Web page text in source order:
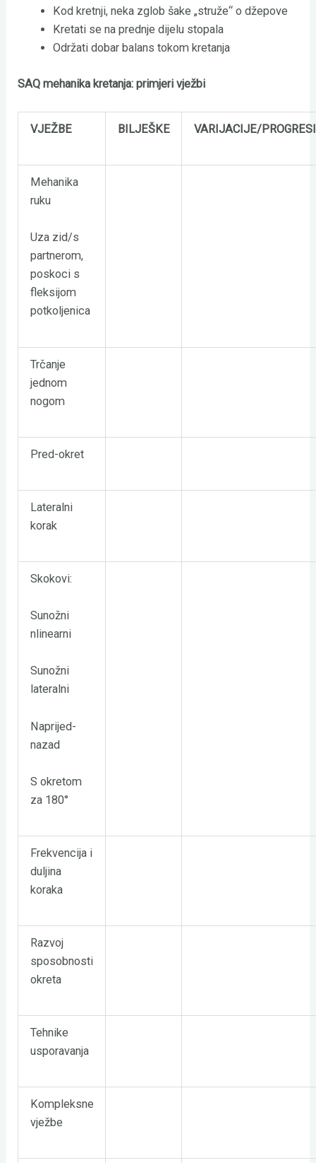
Kod kretnji, neka zglob šake „struže“ o džepove
Kretati se na prednje dijelu stopala
Održati dobar balans tokom kretanja
SAQ mehanika kretanja: primjeri vježbi
VJEŽBE BILJEŠKE VARIJACIJE/
Mehanika
ruku
Uza zid/s
partnerom,
poskoci s
fleksijom
potkoljenica
Trčanje
jednom
nogom
Pred-okret
Lateralni
korak
Skokovi:
Sunožni
nlinearni
Sunožni
lateralni
Naprijed-
nazad
S okretom
za 180°
Frekvencija i
duljina
koraka
Razvoj
sposobnosti
okreta
Tehnike
usporavanja
Kompleksne
vježbe